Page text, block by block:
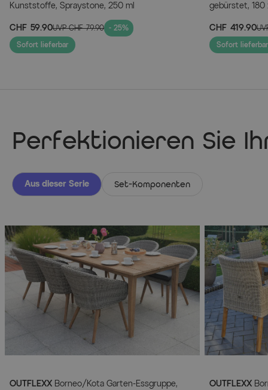
Kunststoffe, Spraystone, 250 ml
CHF 59.90UVPCHF 79.90 - 25%
Sofort lieferbar
gebürstet,
CHF 419.90
Sofort lieferbar
Perfektionieren Sie
Aus dieser Serie Set-Komponenten
OUTFLEXX Borneo/Kota Garten-Essgruppe,
OUTFLEXX